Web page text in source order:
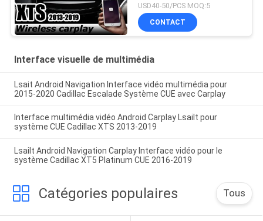
USD40-50/PCS MOQ:5
CONTACT
Interface visuelle de multimédia
Lsait Android Navigation Interface vidéo multimédia pour
2015-2020 Cadillac Escalade Système CUE avec Carplay
Interface multimédia vidéo Android Carplay Lsailt pour
système CUE Cadillac XTS 2013-2019
Lsailt Android Navigation Carplay Interface vidéo pour le
système Cadillac XT5 Platinum CUE 2016-2019
Catégories populaires Tous